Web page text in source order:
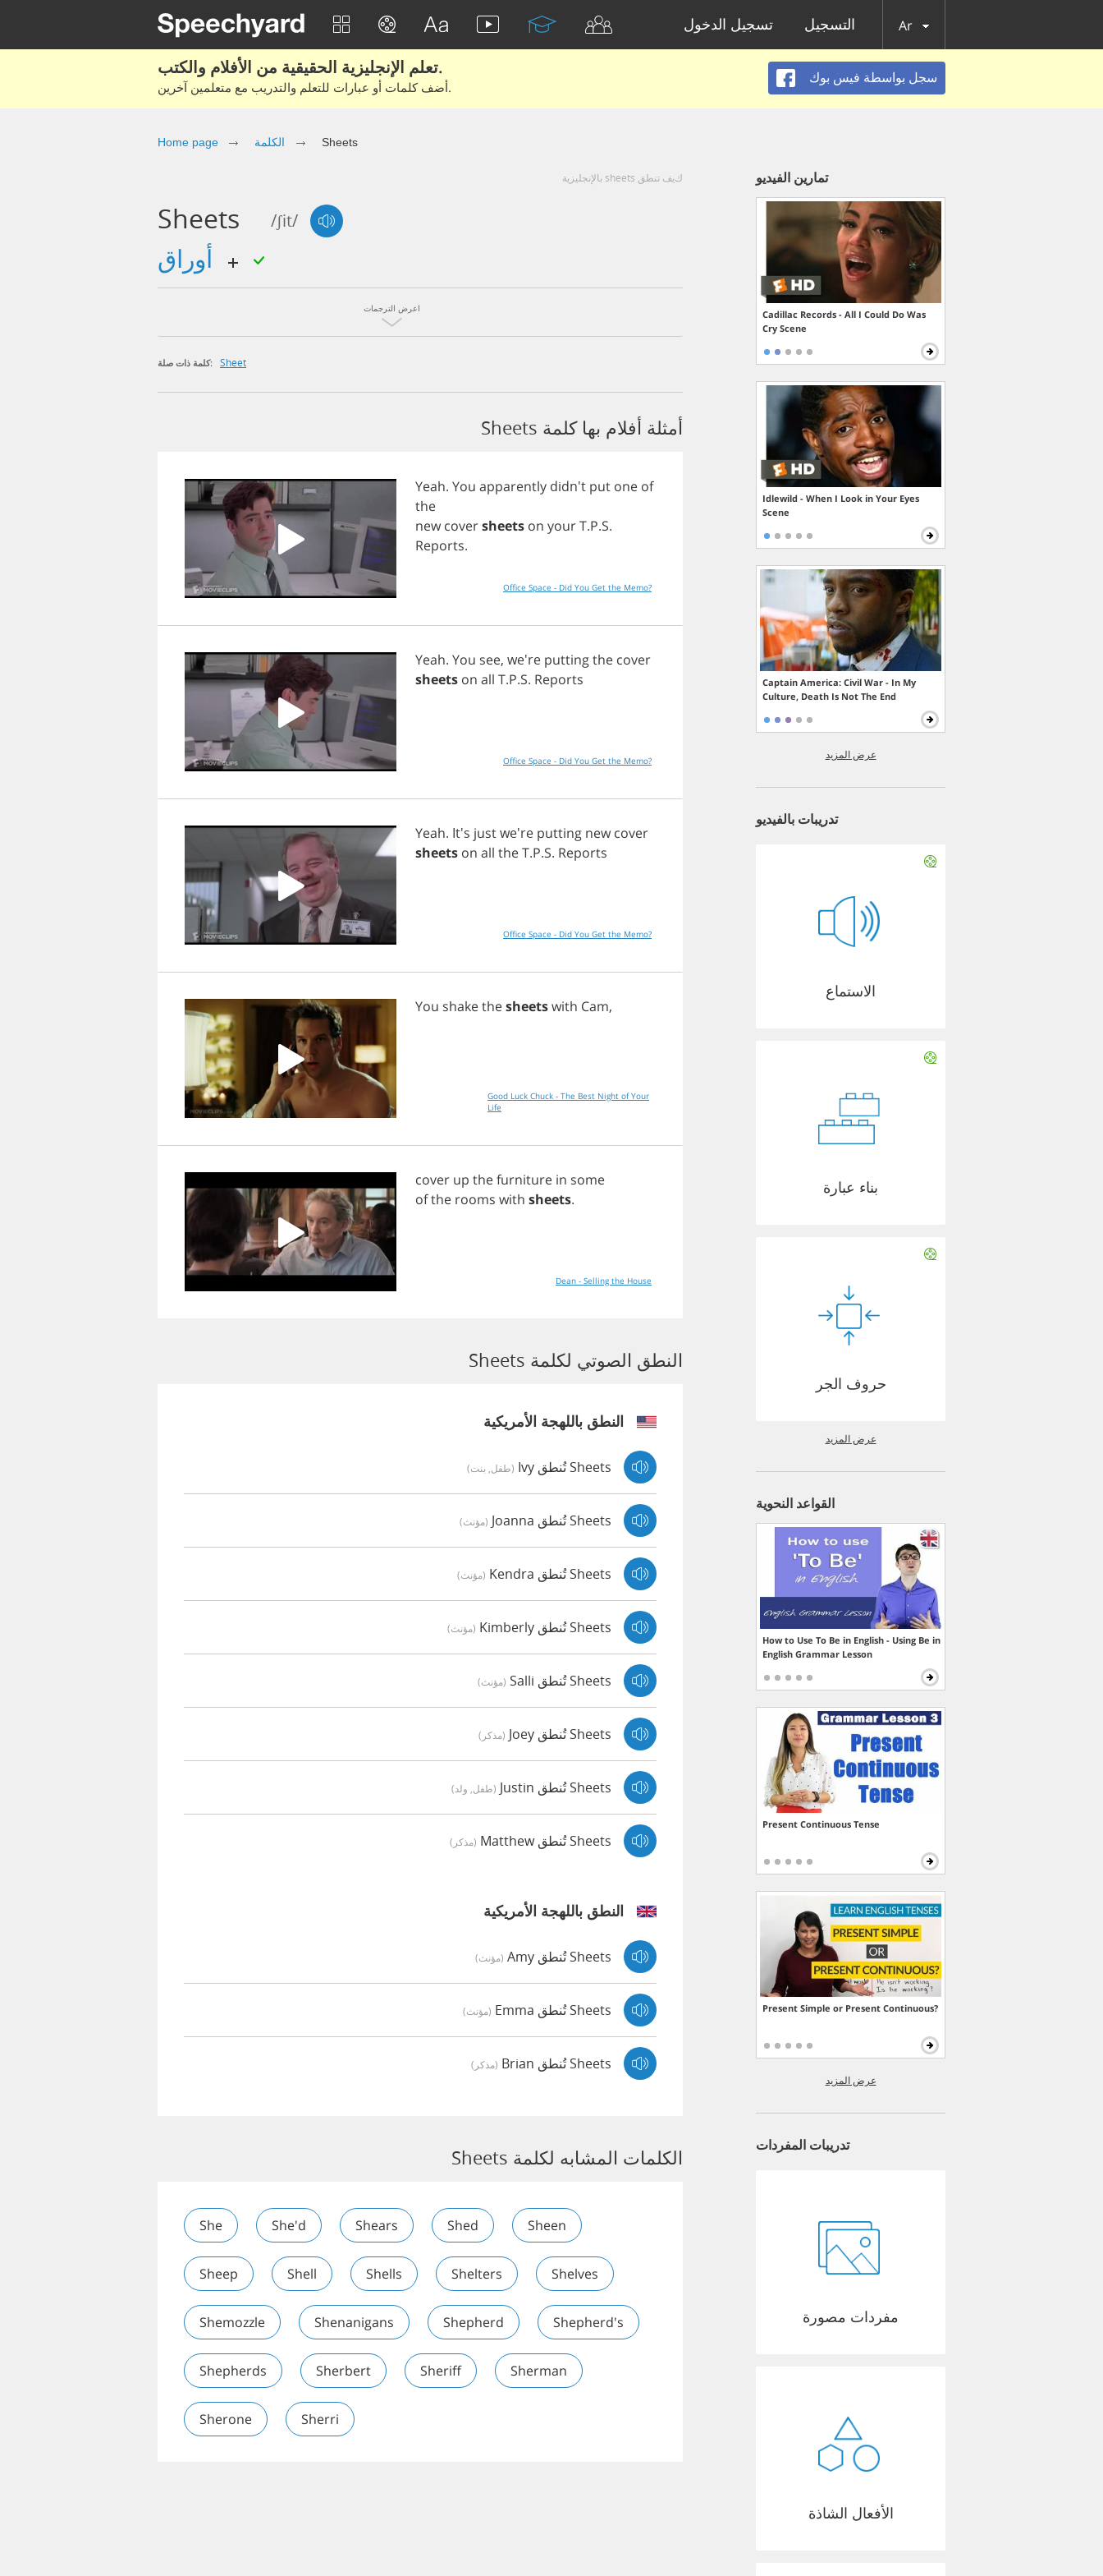
تسجيل الدخول التسجيل Ar
تعلم الإنجليزية الحقيقية من الأفلام والكتب.
أضف كلمات أو عبارات للتعلم والتدريب مع متعلمين آخرين.
سجل بواسطة فيس بوك
Home page الكلمة Sheets
كيف تنطق sheets بالإنجليزية
Sheets /ʃit/
اعرض الترجمات
كلمة ذات صلة: Sheet
أمثلة أفلام بها كلمة Sheets
Yeah. You apparently didn't put one of
the
new coversheets on yourT.P.S.
Reports.
Office Space - Did You Get the Memo?
Yeah. You see, we're puttingthe cover
sheets on all T.P.S. Reports
Office Space - Did You Get the Memo?
Yeah. It's justwe're putting new cover
sheets on all theT.P.S. Reports
Office Space - Did You Get the Memo?
You shakethesheetswith Cam,
Good Luck Chuck - The Best Night of Your
Life
cover up thefurniture in some
ofthe rooms with sheets.
Dean - Selling the House
النطق الصوتي لكلمة Sheets
النطق باللهجة الأمريكية
Sheets تُنطق Ivy (طفل, بنت)
Sheets تُنطق Joanna (مؤنث)
Sheets تُنطق Kendra (مؤنث)
Sheets تُنطق Kimberly (مؤنث)
Sheets تُنطق Salli (مؤنث)
Sheets تُنطق Joey (مذكر)
Sheets تُنطق Justin (طفل, ولد)
Sheets تُنطق Matthew (مذكر)
النطق باللهجة الأمريكية
Sheets تُنطق Amy (مؤنث)
Sheets تُنطق Emma (مؤنث)
Sheets تُنطق Brian (مذكر)
الكلمات المشابه لكلمة Sheets
She She'd Shears Shed Sheen
Sheep Shell Shells Shelters Shelves
Shemozzle Shenanigans Shepherd Shepherd's
Shepherds Sherbert Sheriff Sherman
Sherone Sherri
تمارين الفيديو
Cadillac Records - All I Could Do Was
Cry Scene
Idlewild - When I Look in Your Eyes
Scene
Captain America: Civil War - In My
Culture, Death Is Not The End
عرض المزيد
تدريبات بالفيديو
الاستماع
بناء عبارة
حروف الجر
عرض المزيد
القواعد النحوية
How to Use To Be in English - Using Be in
English Grammar Lesson
Present Continuous Tense
Present Simple or Present Continuous?
عرض المزيد
تدريبات المفردات
مفردات مصورة
الأفعال الشاذة